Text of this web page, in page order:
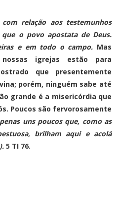
relação aos testemunhos
o povo apostata de Deus.
e em todo o campo. Mas
igrejas estão para
que presentemente
porém, ninguém sabe até
grande é a misericórdia que
Poucos são fervorosamente
uns poucos que, como as
brilham aqui e acolá
5 TI 76.